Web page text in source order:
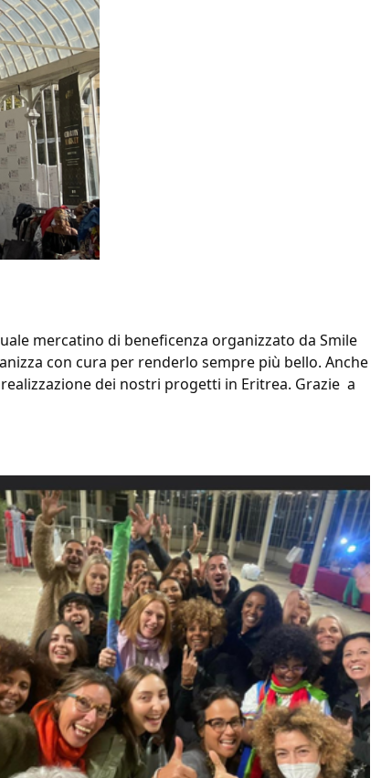
mercatino di beneficenza organizzato da Smile
con cura per renderlo sempre più bello. Anche
dei nostri progetti in Eritrea. Grazie a